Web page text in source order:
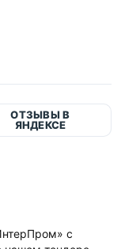
ОТЗЫВЫ В
ЯНДЕКСЕ
с